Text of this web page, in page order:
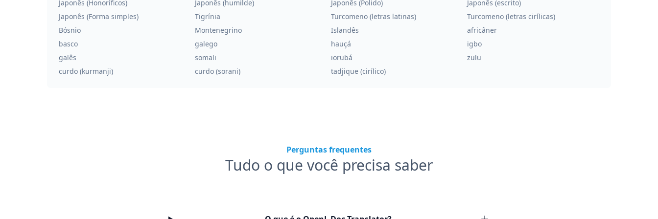
Japonês (Honoríficos) Japonês (humilde) Japonês (Polido)
Japonês (escrito)
Japonês (Forma simples)
Tigrínia Turcomeno (letras latinas)
Turcomeno (letras cirílicas)
Bósnio
Montenegrino Islandês
africâner
basco
galego hauçá
igbo
galês
somali iorubá
zulu
curdo (kurmanji)
curdo (sorani) tadjique (cirílico)
Perguntas frequentes
Tudo o que você precisa saber